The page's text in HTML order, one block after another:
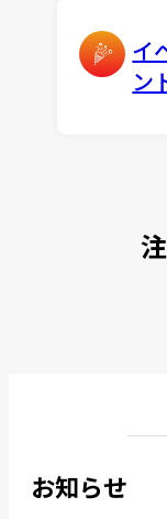
イ
ン
お知らせ